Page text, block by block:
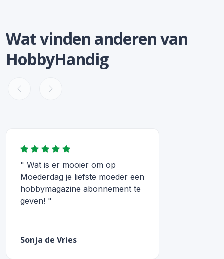
Wat vinden anderen van
HobbyHandig
" Wat is er mooier om op
Moederdag je liefste moeder een
hobbymagazine abonnement te
geven! "
Sonja de Vries